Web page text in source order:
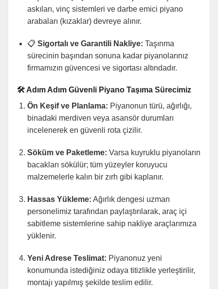
askıları, vinç sistemleri ve darbe emici piyano
arabaları (kızaklar) devreye alınır.
📋 Sigortalı ve Garantili Nakliye: Taşınma
sürecinin başından sonuna kadar piyanolarınız
firmamızın güvencesi ve sigortası altındadır.
🛠️ Adım Adım Güvenli Piyano Taşıma Sürecimiz
Ön Keşif ve Planlama: Piyanonun türü, ağırlığı,
binadaki merdiven veya asansör durumları
incelenerek en güvenli rota çizilir.
Söküm ve Paketleme: Varsa kuyruklu piyanoların
bacakları sökülür; tüm yüzeyler koruyucu
malzemelerle kalın bir zırh gibi kaplanır.
Hassas Yükleme: Ağırlık dengesi uzman
personelimiz tarafından paylaştırılarak, araç içi
sabitleme sistemlerine sahip nakliye araçlarımıza
yüklenir.
Yeni Adrese Teslimat: Piyanonuz yeni
konumunda istediğiniz odaya titizlikle yerleştirilir,
montajı yapılmış şekilde teslim edilir.